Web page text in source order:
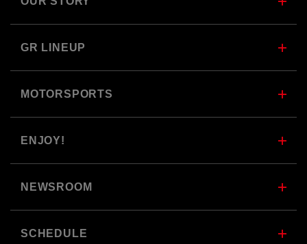
GR LINEUP
MOTORSPORTS
ENJOY!
NEWSROOM
SCHEDULE